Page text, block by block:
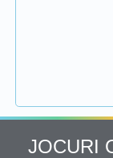
JOCURI